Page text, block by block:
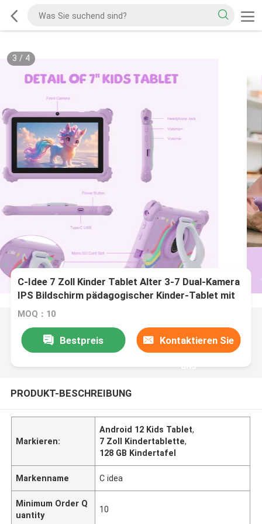
3 / 4
C-Idee 7 Zoll Kinder Tablet Alter 3-7 Dual-Kamera
IPS Bildschirm pädagogischer Kinder-Tablet mit
Elternkontrolle CM88
MOQ：10
Bestpreis Kontaktieren Sie
uns
PRODUKT-BESCHREIBUNG
Markieren:
Android 12 Kids Tablet,
7 Zoll Kindertablette,
128 GB Kindertafel
Markenname C idea
Minimum Order Q
uantity
10